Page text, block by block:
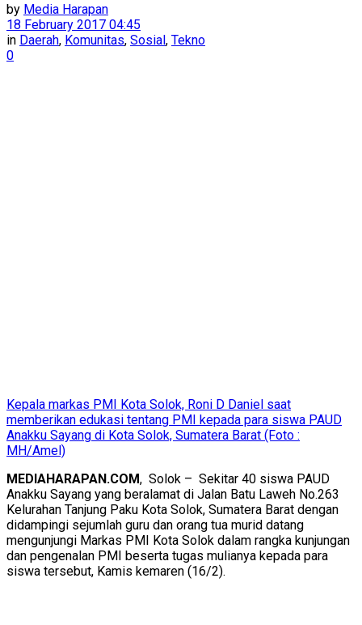
by Media Harapan
18 February 2017 04:45
in Daerah, Komunitas, Sosial, Tekno
0
Kepala markas PMI Kota Solok, Roni D Daniel saat
memberikan edukasi tentang PMI kepada para siswa PAUD
Anakku Sayang di Kota Solok, Sumatera Barat (Foto :
MH/Amel)
MEDIAHARAPAN.COM, Solok – Sekitar 40 siswa PAUD
Anakku Sayang yang beralamat di Jalan Batu Laweh No.263
Kelurahan Tanjung Paku Kota Solok, Sumatera Barat dengan
didampingi sejumlah guru dan orang tua murid datang
mengunjungi Markas PMI Kota Solok dalam rangka kunjungan
dan pengenalan PMI beserta tugas mulianya kepada para
siswa tersebut, Kamis kemaren (16/2).